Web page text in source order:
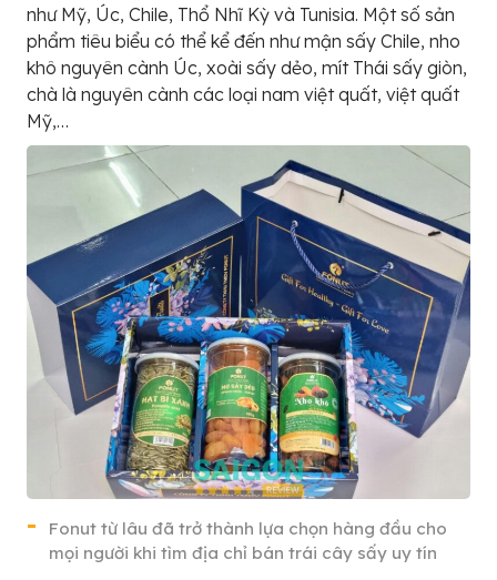
như Mỹ, Úc, Chile, Thổ Nhĩ Kỳ và Tunisia. Một số sản
phẩm tiêu biểu có thể kể đến như mận sấy Chile, nho
khô nguyên cành Úc, xoài sấy dẻo, mít Thái sấy giòn,
chà là nguyên cành các loại nam việt quất, việt quất
Mỹ,…
Fonut từ lâu đã trở thành lựa chọn hàng đầu cho
mọi người khi tìm địa chỉ bán trái cây sấy uy tín